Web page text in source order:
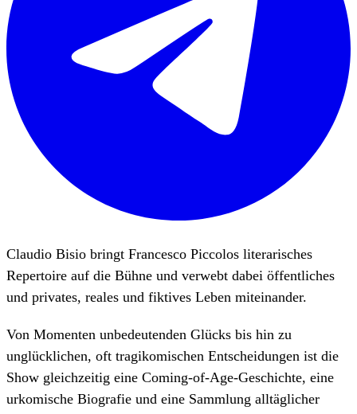
Claudio Bisio bringt Francesco Piccolos literarisches
Repertoire auf die Bühne und verwebt dabei öffentliches
und privates, reales und fiktives Leben miteinander.
Von Momenten unbedeutenden Glücks bis hin zu
unglücklichen, oft tragikomischen Entscheidungen ist die
Show gleichzeitig eine Coming-of-Age-Geschichte, eine
urkomische Biografie und eine Sammlung alltäglicher